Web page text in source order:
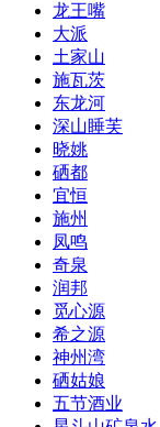
龙王嘴
大派
土家山
施瓦茨
东龙河
深山睡芙
晓姚
硒都
宜恒
施州
凤鸣
奇泉
润邦
觅心源
希之源
神州湾
硒姑娘
五节酒业